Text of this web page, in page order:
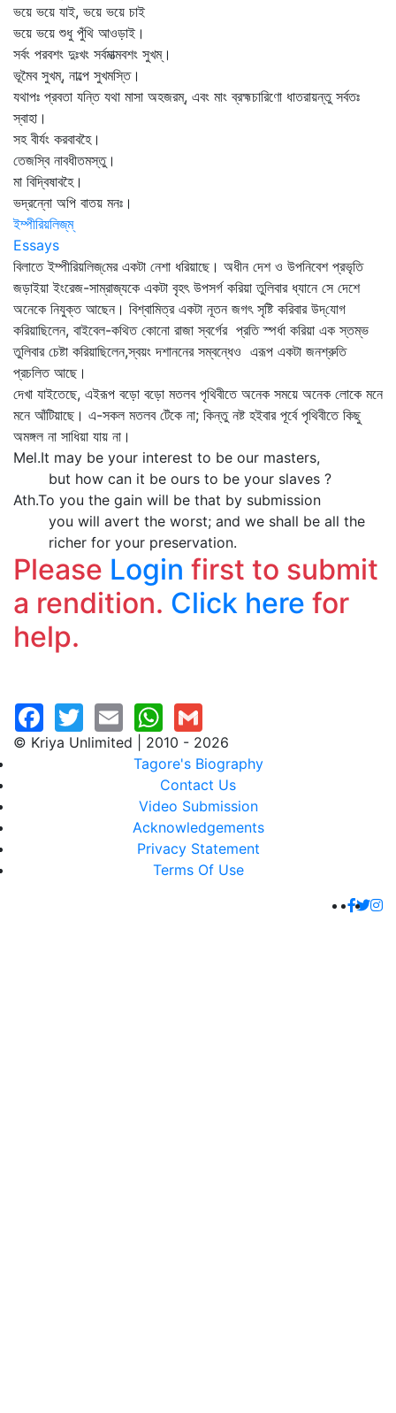
ভয়ে ভয়ে যাই, ভয়ে ভয়ে চাই
ভয়ে ভয়ে শুধু পুঁথি আওড়াই।
সর্বং পরবশং দুঃখং সর্বমাত্মবশং সুখম্‌।
ভূমৈব সুখম্‌, নাল্পে সুখমস্তি।
যথাপঃ প্রবতা যন্তি যথা মাসা অহজরম্‌, এবং মাং ব্রহ্মচারিণো ধাতরায়ন্তু সর্বতঃ
স্বাহা।
সহ বীর্যং করবাবহৈ।
তেজস্বি নাবধীতমস্তু।
মা বিদ্বিষাবহৈ।
ভদ্রন্নো অপি বাতয় মনঃ।
ইম্পীরিয়লিজ্‌ম্
Essays
বিলাতে ইম্পীরিয়লিজ্‌মের একটা নেশা ধরিয়াছে। অধীন দেশ ও উপনিবেশ প্রভৃতি
জড়াইয়া ইংরেজ-সাম্রাজ্যকে একটা বৃহৎ উপসর্গ করিয়া তুলিবার ধ্যানে সে দেশে
অনেকে নিযুক্ত আছেন। বিশ্বামিত্র একটা নূতন জগৎ সৃষ্টি করিবার উদ্‌যোগ
করিয়াছিলেন, বাইবেল-কথিত কোনো রাজা স্বর্গের প্রতি স্পর্ধা করিয়া এক স্তম্ভ
তুলিবার চেষ্টা করিয়াছিলেন,স্বয়ং দশাননের সম্বন্ধেও এরূপ একটা জনশ্রুতি
প্রচলিত আছে।
দেখা যাইতেছে, এইরূপ বড়ো বড়ো মতলব পৃথিবীতে অনেক সময়ে অনেক লোকে মনে
মনে আঁটিয়াছে। এ-সকল মতলব টেঁকে না; কিন্তু নষ্ট হইবার পূর্বে পৃথিবীতে কিছু
অমঙ্গল না সাধিয়া যায় না।
Mel.It may be your interest to be our masters,
but how can it be ours to be your slaves ?
Ath.To you the gain will be that by submission
you will avert the worst; and we shall be all the
richer for your preservation.
Please Login first to submit
a rendition. Click here for
help.
© Kriya Unlimited | 2010 - 2026
Tagore's Biography
Contact Us
Video Submission
Acknowledgements
Privacy Statement
Terms Of Use